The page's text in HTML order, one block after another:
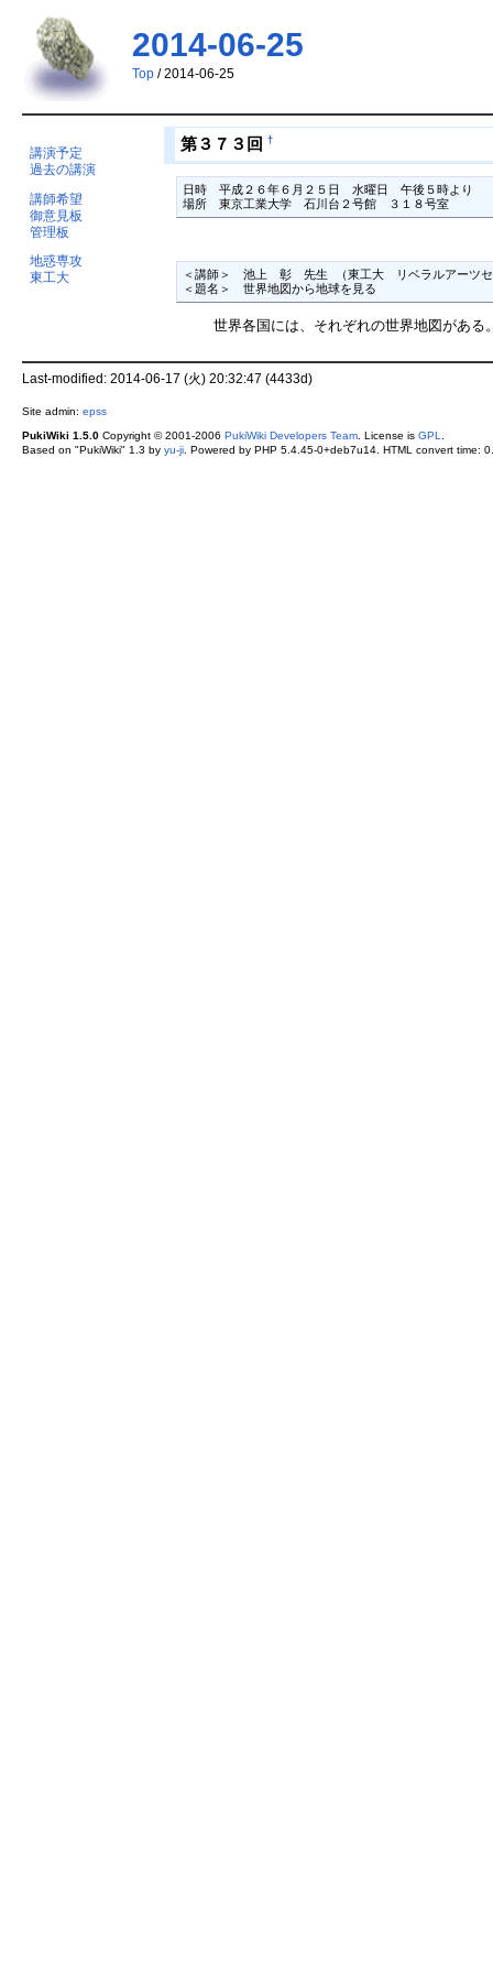
2014-06-25
Top/ 2014-06-25
講演予定
過去の講演
講師希望
御意見板
管理板
地惑専攻
東工大
第３７３回 †
日時　平成２６年６月２５日　水曜日　午後５時より
場所　東京工業大学　石川台２号館　３１８号室
＜講師＞　池上　彰　先生 （東工大　リベラルアーツ
＜題名＞　世界地図から地球を見る
世界各国には、それぞれの世界地図がある
Last-modified: 2014-06-17 (火) 20:32:47 (4433d)
Site admin: epss
PukiWiki 1.5.0Copyright © 2001-2006 PukiWiki Developers Team. License is GPL
Based on "PukiWiki" 1.3 by yu-ji. Powered by PHP 5.4.45-0+deb7u14. HTML convert time: